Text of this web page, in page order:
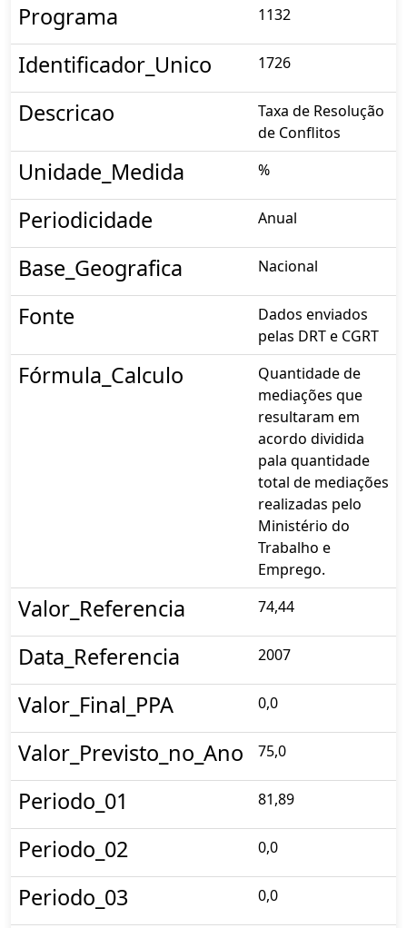
Programa 1132
Identificador_Unico 1726
Descricao
Taxa de Resolução
de Conflitos
Unidade_Medida %
Periodicidade Anual
Base_Geografica Nacional
Fonte
Dados enviados
pelas DRT e CGRT
Fórmula_Calculo
Quantidade de
mediações que
resultaram em
acordo dividida
pala quantidade
total de mediações
realizadas pelo
Ministério do
Trabalho e
Emprego.
Valor_Referencia 74,44
Data_Referencia 2007
Valor_Final_PPA 0,0
Valor_Previsto_no_Ano 75,0
Periodo_01 81,89
Periodo_02 0,0
Periodo_03 0,0